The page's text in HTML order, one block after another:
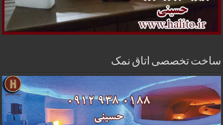
ساخت تخصصی اتاق نمک